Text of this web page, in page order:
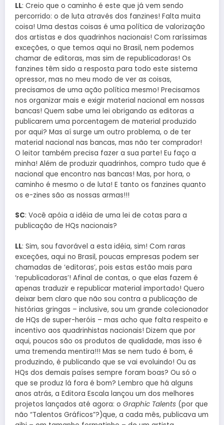
LL: Creio que o caminho é este que já vem sendo
percorrido: o de luta através dos fanzines! Falta muita
coisa! Uma destas coisas é uma política de valorização
dos artistas e dos quadrinhos nacionais! Com raríssimas
exceções, o que temos aqui no Brasil, nem podemos
chamar de editoras, mas sim de republicadoras! Os
fanzines têm sido a resposta para todo este sistema
opressor, mas no meu modo de ver as coisas,
precisamos de uma ação política mesmo! Precisamos
nos organizar mais e exigir material nacional em nossas
bancas! Quem sabe uma lei obrigando as editoras a
publicarem uma porcentagem de material produzido
por aqui? Mas aí surge um outro problema, o de ter
material nacional nas bancas, mas não ter comprador!
O leitor também precisa fazer a sua parte! Eu faço a
minha! Além de produzir quadrinhos, compro tudo que é
nacional que encontro nas bancas! Mas, por hora, o
caminho é mesmo o de luta! E tanto os fanzines quanto
os e-zines são as nossas armas!!!
SC: Você apóia a idéia de uma lei de cotas para a
publicação de HQs nacionais?
LL: Sim, sou favorável a esta idéia, sim! Com raras
exceções, aqui no Brasil, poucas empresas podem ser
chamadas de ‘editoras’, pois estas estão mais para
‘republicadoras’! Afinal de contas, o que elas fazem é
apenas traduzir e republicar material importado! Quero
deixar bem claro que não sou contra a publicação de
histórias gringas – inclusive, sou um grande colecionador
de HQs de super-heróis – mas acho que falta respeito e
incentivo aos quadrinhistas nacionais! Dizem que por
aqui, poucos são os produtos de qualidade, mas isso é
uma tremenda mentira!!! Mas se nem tudo é bom, é
produzindo, é publicando que se vai evoluindo! Ou as
HQs dos demais países sempre foram boas? Ou só o
que se produz lá fora é bom? Lembro que há alguns
anos atrás, a Editora Escala lançou um dos melhores
projetos lançados até agora: o Graphic Talents (por que
não “Talentos Gráficos”?)que, a cada mês, publicava um